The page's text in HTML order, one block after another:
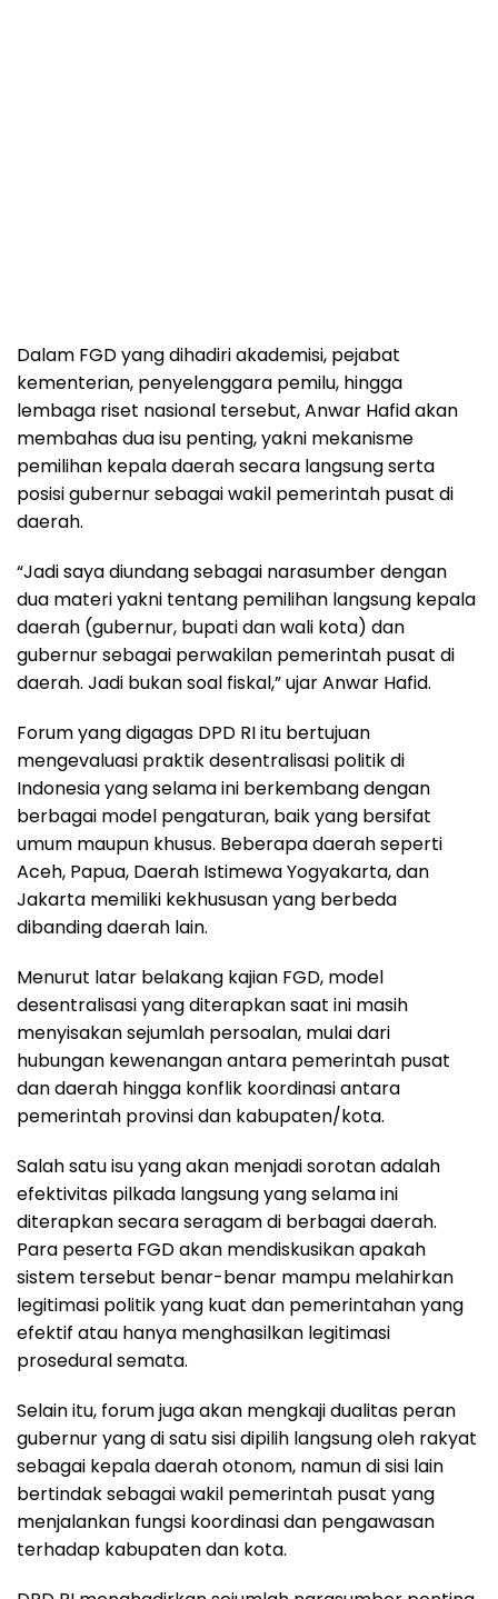
Dalam FGD yang dihadiri akademisi, pejabat
kementerian, penyelenggara pemilu, hingga
lembaga riset nasional tersebut, Anwar Hafid akan
membahas dua isu penting, yakni mekanisme
pemilihan kepala daerah secara langsung serta
posisi gubernur sebagai wakil pemerintah pusat di
daerah.
“Jadi saya diundang sebagai narasumber dengan
dua materi yakni tentang pemilihan langsung kepala
daerah (gubernur, bupati dan wali kota) dan
gubernur sebagai perwakilan pemerintah pusat di
daerah. Jadi bukan soal fiskal,” ujar Anwar Hafid.
Forum yang digagas DPD RI itu bertujuan
mengevaluasi praktik desentralisasi politik di
Indonesia yang selama ini berkembang dengan
berbagai model pengaturan, baik yang bersifat
umum maupun khusus. Beberapa daerah seperti
Aceh, Papua, Daerah Istimewa Yogyakarta, dan
Jakarta memiliki kekhususan yang berbeda
dibanding daerah lain.
Menurut latar belakang kajian FGD, model
desentralisasi yang diterapkan saat ini masih
menyisakan sejumlah persoalan, mulai dari
hubungan kewenangan antara pemerintah pusat
dan daerah hingga konflik koordinasi antara
pemerintah provinsi dan kabupaten/kota.
Salah satu isu yang akan menjadi sorotan adalah
efektivitas pilkada langsung yang selama ini
diterapkan secara seragam di berbagai daerah.
Para peserta FGD akan mendiskusikan apakah
sistem tersebut benar-benar mampu melahirkan
legitimasi politik yang kuat dan pemerintahan yang
efektif atau hanya menghasilkan legitimasi
prosedural semata.
Selain itu, forum juga akan mengkaji dualitas peran
gubernur yang di satu sisi dipilih langsung oleh rakyat
sebagai kepala daerah otonom, namun di sisi lain
bertindak sebagai wakil pemerintah pusat yang
menjalankan fungsi koordinasi dan pengawasan
terhadap kabupaten dan kota.